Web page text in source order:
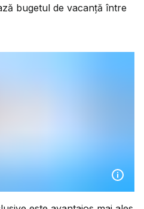
bugetul de vacanță între